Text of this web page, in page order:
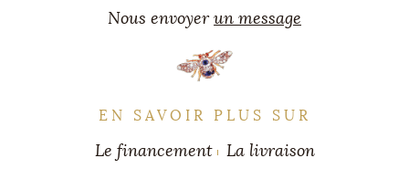
Nous envoyerun message
EN SAVOIR PLUS SUR
Le financement La livraison